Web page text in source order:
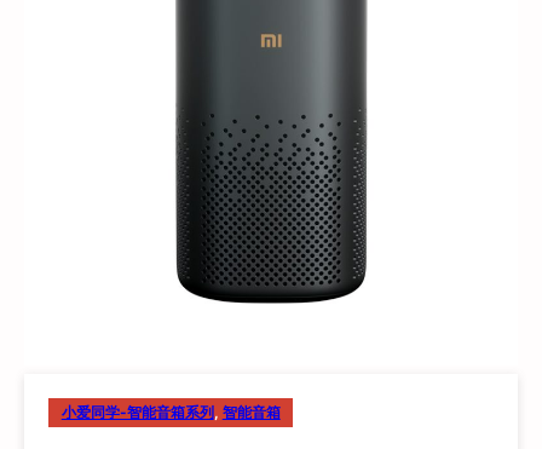
小爱同学-智能音箱系列 , 智能音箱